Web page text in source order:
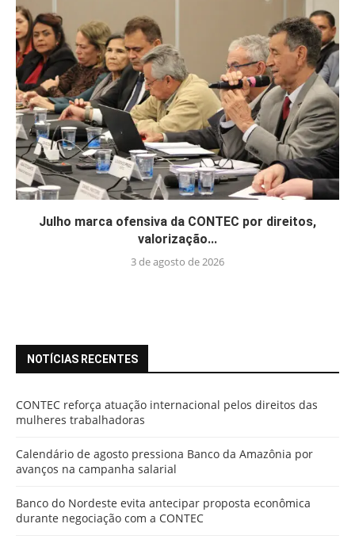
Julho marca ofensiva da CONTEC por direitos,
valorização...
3 de agosto de 2026
NOTÍCIAS RECENTES
CONTEC reforça atuação internacional pelos direitos das
mulheres trabalhadoras
Calendário de agosto pressiona Banco da Amazônia por
avanços na campanha salarial
Banco do Nordeste evita antecipar proposta econômica
durante negociação com a CONTEC